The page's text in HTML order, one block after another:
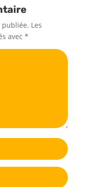
publiée. Les
avec *